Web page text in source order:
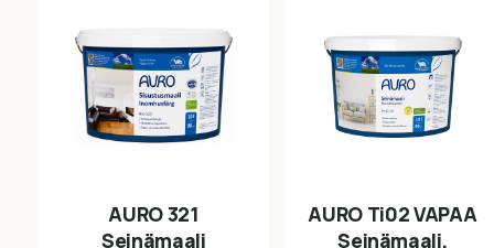
AURO 321
Seinämaali
AURO Ti02 VAPAA
Seinämaali,